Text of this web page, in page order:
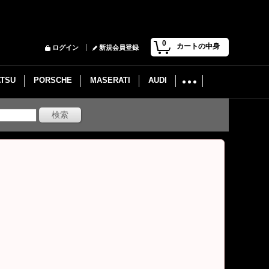
0 カートの中身
ログイン 新規会員登録
PORSCHE MASERATI AUDI